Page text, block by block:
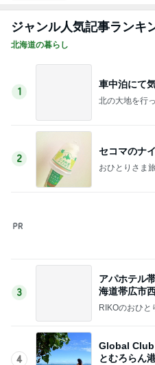
ジャンル人気記事ランキ
北海道の暮らし
1
車中泊にて
北の大地を行
2
セコマのナ
おひとりさま
3
アパホテル
海道帯広市
RIKOのおひと
4
Global Club
とむろらん